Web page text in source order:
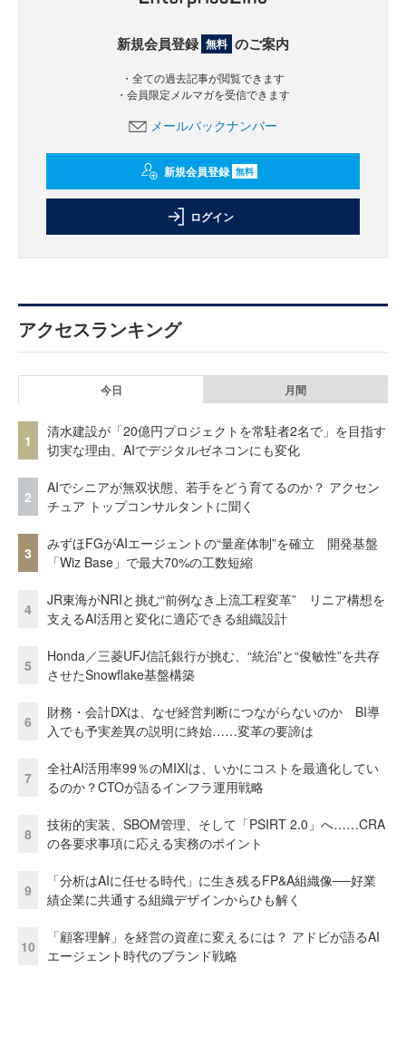
新規会員登録 無料 のご案内
・全ての過去記事が閲覧できます
・会員限定メルマガを受信できます
メールバックナンバー
新規会員登録 無料
ログイン
アクセスランキング
今日 月間
1
清水建設が「20億円プロジェクトを常駐者2名で」を目指す
切実な理由、AIでデジタルゼネコンにも変化
2
AIでシニアが無双状態、若手をどう育てるのか？ アクセン
チュア トップコンサルタントに聞く
3
みずほFGがAIエージェントの“量産体制”を確立 開発基盤
「Wiz Base」で最大70%の工数短縮
4
JR東海がNRIと挑む“前例なき上流工程変革” リニア構想を
支えるAI活用と変化に適応できる組織設計
5
Honda／三菱UFJ信託銀行が挑む、“統治”と“俊敏性”を共存
させたSnowflake基盤構築
6
財務・会計DXは、なぜ経営判断につながらないのか BI導
入でも予実差異の説明に終始……変革の要諦は
7
全社AI活用率99％のMIXIは、いかにコストを最適化してい
るのか？CTOが語るインフラ運用戦略
8
技術的実装、SBOM管理、そして「PSIRT 2.0」へ……CRA
の各要求事項に応える実務のポイント
9
「分析はAIに任せる時代」に生き残るFP&A組織像──好業
績企業に共通する組織デザインからひも解く
10
「顧客理解」を経営の資産に変えるには？ アドビが語るAI
エージェント時代のブランド戦略